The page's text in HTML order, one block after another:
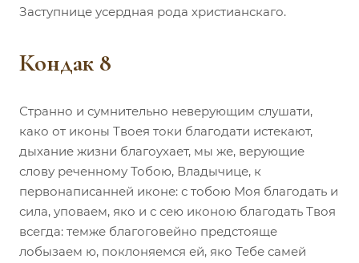
Заступнице усердная рода христианскаго.
Кондак 8
Странно и сумнительно неверующим слушати,
како от иконы Твоея токи благодати истекают,
дыхание жизни благоухает, мы же, верующие
слову реченному Тобою, Владычице, к
первонаписанней иконе: с тобою Моя благодать и
сила, уповаем, яко и с сею иконою благодать Твоя
всегда: темже благоговейно предстояще
лобызаем ю, поклоняемся ей, яко Тебе самей